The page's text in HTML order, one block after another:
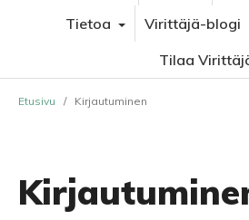
Tietoa
Virittäjä-blogi
Tilaa
Etusivu / Kirjautuminen